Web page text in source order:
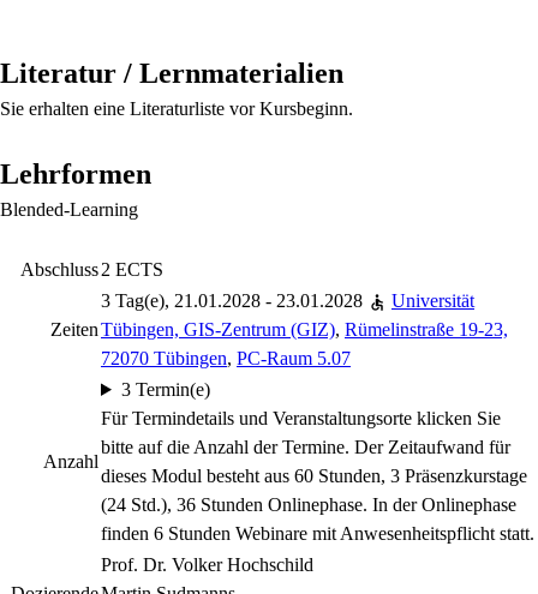
Literatur / Lernmaterialien
Sie erhalten eine Literaturliste vor Kursbeginn.
Lehrformen
Blended-Learning
Abschluss2 ECTS
Zeiten
3 Tag(e), 21.01.2028 - 23.01.2028
Universität
Tübingen, GIS-Zentrum (GIZ), Rümelinstraße 19-23,
72070 Tübingen, PC-Raum 5.07
Anzahl
3 Termin(e)
Für Termindetails und Veranstaltungsorte klicken Sie
bitte auf die Anzahl der Termine. Der Zeitaufwand für
dieses Modul besteht aus 60 Stunden, 3 Präsenzkurstage
(24 Std.), 36 Stunden Onlinephase. In der Onlinephase
finden 6 Stunden Webinare mit Anwesenheitspflicht statt.
Prof. Dr. Volker Hochschild